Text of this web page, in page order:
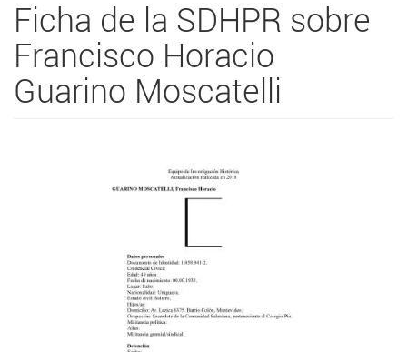
Ficha de la SDHPR sobre
Francisco Horacio
Guarino Moscatelli